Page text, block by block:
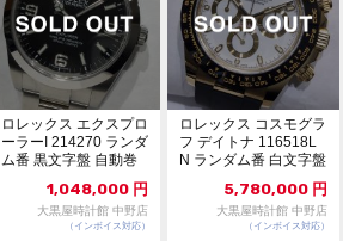
ロレックス エクスプロ
ーラーI 214270 ランダ
ム番 黒文字盤 自動巻
1,048,000 円
大黒屋時計館 中野店
（インボイス対応）
ロレックス コスモグラ
フ デイトナ 116518L
N ランダム番 白文字盤
5,780,000 円
大黒屋時計館 中野店
（インボイス対応）